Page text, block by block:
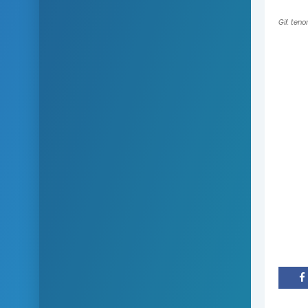
Gif: